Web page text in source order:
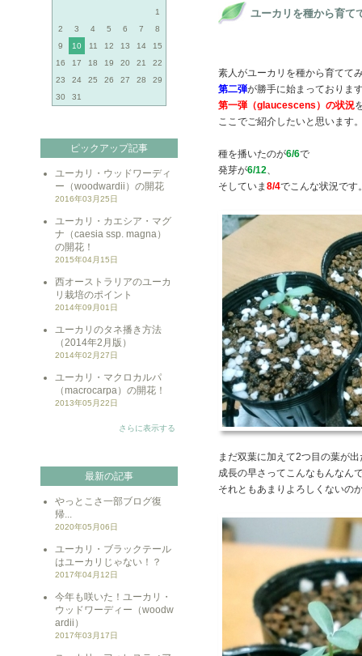
1
2
3 4 5 6 7
8
9
10 11 12 13 14
15
16
17 18 19 20 21
22
23
24 25 26 27 28
29
30
31
ピックアップ記事
ユーカリ・ウッドワーディ
ー（woodwardii）の開花
2016年03月25日
ユーカリ・カエシア・マグ
ナ（caesia ssp. magna）
の開花！
2015年04月15日
西オーストラリアのユーカ
リ栽培のポイント
2014年09月01日
ユーカリのタネ播き方法
（2014年2月版）
2014年02月27日
ユーカリ・マクロカルパ
（macrocarpa）の開花！
2013年05月22日
さらに表示する
最新の記事
やっとこさ一部ブログ復
帰...
2020年05月06日
ユーカリ・ブラックテール
はユーカリじゃない！？
2017年04月12日
今年も咲いた！ユーカリ・
ウッドワーディー（woodw
ardii）
2017年03月17日
ユーカリを種から育て
素人がユーカリを種から育てて
第二弾が勝手に始まっておりま
第一弾（glaucescens）の状況
ここでご紹介したいと思います
種を播いたのが6/6で
発芽が6/12、
そしていま 8/4でこんな状況です
まだ双葉に加えて2つ目の葉が
成長の早さってこんなもんなん
それともあまりよろしくないの